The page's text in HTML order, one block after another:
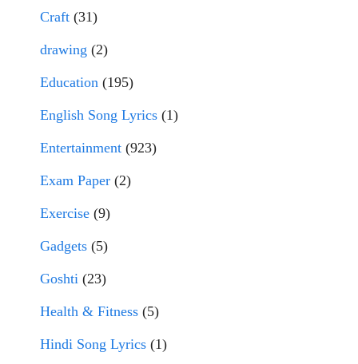
Craft (31)
drawing (2)
Education (195)
English Song Lyrics (1)
Entertainment (923)
Exam Paper (2)
Exercise (9)
Gadgets (5)
Goshti (23)
Health & Fitness (5)
Hindi Song Lyrics (1)